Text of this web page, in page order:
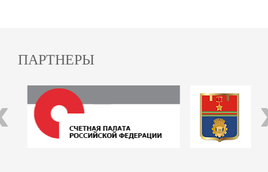
ПАРТНЕРЫ